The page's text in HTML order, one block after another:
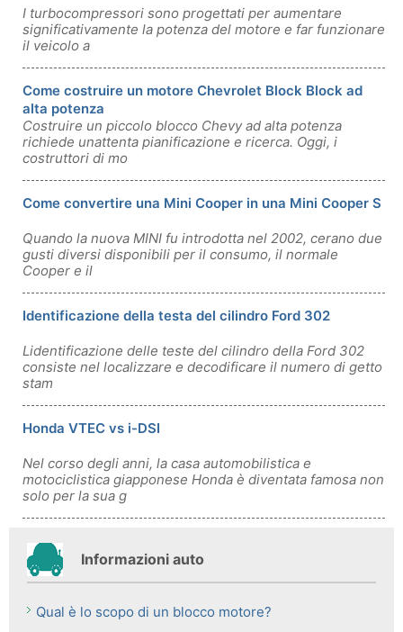
I turbocompressori sono progettati per aumentare
significativamente la potenza del motore e far funzionare
il veicolo a
Come costruire un motore Chevrolet Block Block ad
alta potenza
Costruire un piccolo blocco Chevy ad alta potenza
richiede unattenta pianificazione e ricerca. Oggi, i
costruttori di mo
Come convertire una Mini Cooper in una Mini Cooper S
Quando la nuova MINI fu introdotta nel 2002, cerano due
gusti diversi disponibili per il consumo, il normale
Cooper e il
Identificazione della testa del cilindro Ford 302
Lidentificazione delle teste del cilindro della Ford 302
consiste nel localizzare e decodificare il numero di getto
stam
Honda VTEC vs i-DSI
Nel corso degli anni, la casa automobilistica e
motociclistica giapponese Honda è diventata famosa non
solo per la sua g
Informazioni auto
Qual è lo scopo di un blocco motore?